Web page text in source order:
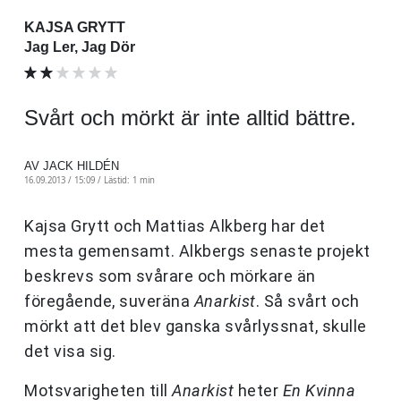
KAJSA GRYTT
Jag Ler, Jag Dör
Svårt och mörkt är inte alltid bättre.
AV JACK HILDÉN
16.09.2013 / 15:09 / Lästid: 1 min
Kajsa Grytt och Mattias Alkberg har det
mesta gemensamt. Alkbergs senaste projekt
beskrevs som svårare och mörkare än
föregående, suveräna Anarkist. Så svårt och
mörkt att det blev ganska svårlyssnat, skulle
det visa sig.
Motsvarigheten till Anarkist heter En Kvinna